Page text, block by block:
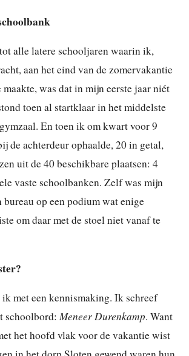
alle latere schooljaren waarin ik,
aan het eind van de zomervakantie
was dat in mijn eerste jaar niét
toen al startklaar in het middelste
En toen ik om kwart voor 9
de achterdeur ophaalde, 20 in getal,
uit de 40 beschikbare plaatsen: 4
vaste schoolbanken. Zelf was mijn
bureau op een podium wat enige
om daar met de stoel niet vanaf te
met een kennismaking. Ik schreef
schoolbord: Meneer Durenkamp. Want
het hoofd vlak voor de vakantie wist